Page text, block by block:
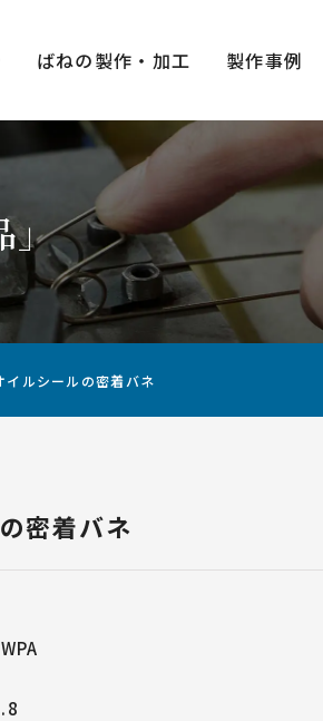
ね設計ポイント
設
ばねの製作・加工
引張ばね（引きばね）
製作事例
種類×素
用途・業
」
イルシールの密着バネ
密着バネ